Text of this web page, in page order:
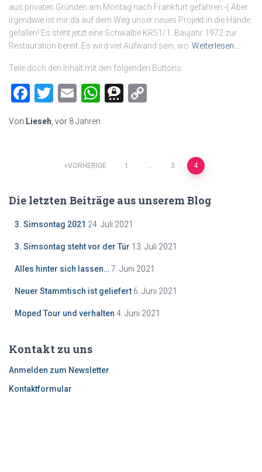
aus privaten Gründen am Montag nach Frankfurt gefahren:-( Aber
irgendwie ist mir da auf dem Weg unser neues Projekt in die Hände
gefallen! Es steht jetzt eine Schwalbe KR51/1 Baujahr 1972 zur
Restauration bereit. Es wird viel Aufwand sein, wo Weiterlesen…
Teile doch den Inhalt mit den folgenden Buttons:
Facebook
Twitter
EmailWhatsApp
Threema
Von Lieseh, vor 8 Jahren
Beitragsnavigation
VORHERIGE 1 … 3 4
Die letzten Beiträge aus unserem Blog
3. Simsontag 2021 24. Juli 2021
3. Simsontag steht vor der Tür 13. Juli 2021
Alles hinter sich lassen…7. Juni 2021
Neuer Stammtisch ist geliefert 6. Juni 2021
Moped Tour und verhalten 4. Juni 2021
Kontakt zu uns
Anmelden zum Newsletter
Kontaktformular